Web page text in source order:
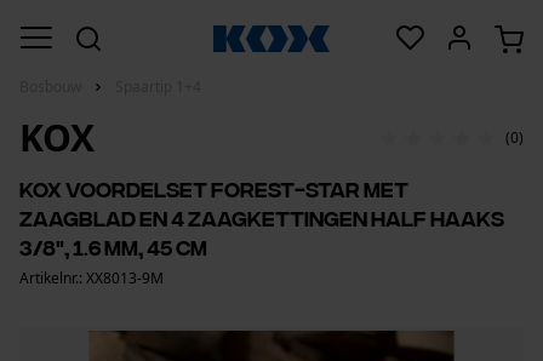
KOX (0)
KOX voordelset Forest-star met
zaagblad en 4 zaagkettingen half haaks
3/8", 1.6 mm, 45 cm
Artikelnr.: XX8013-9M